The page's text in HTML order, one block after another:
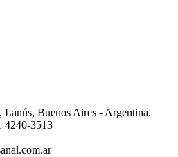
Lanús, Buenos Aires - Argentina.
4240-3513